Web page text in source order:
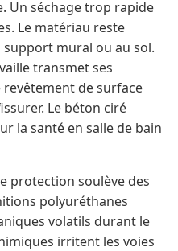
Un séchage trop rapide
Le matériau reste
mural ou au sol.
transmet ses
de surface
Le béton ciré
la santé en salle de bain
protection soulève des
polyuréthanes
volatils durant le
irritent les voies